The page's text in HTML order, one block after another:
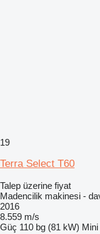
19
Terra Select T60
Talep üzerine fiyat
Madencilik makinesi -
2016
8.559 m/s
Güç 110 bg (81 kW) Mini